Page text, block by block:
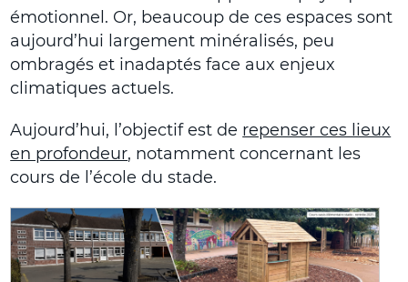
émotionnel. Or, beaucoup de ces espaces sont
aujourd’hui largement minéralisés, peu
ombragés et inadaptés face aux enjeux
climatiques actuels.
Aujourd’hui, l’objectif est de repenser ces lieux
en profondeur, notamment concernant les
cours de l’école du stade.